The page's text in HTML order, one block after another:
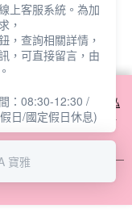
方式之詳情，及若您不希
定，請參閱本網站「
隱私
同意本公司得按本網站使
上客服系統。為加
，
，查詢相關詳情，
，可直接留言，由
：08:30-12:30 /
日/國定假日休息)
寶雅